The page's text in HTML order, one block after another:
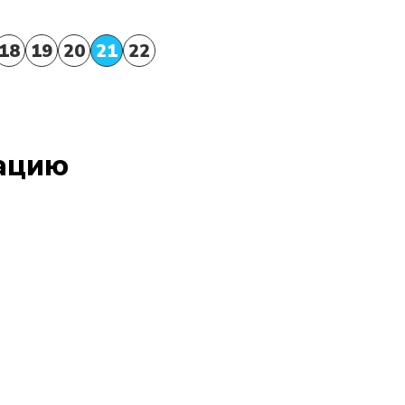
18 19 20 21 22